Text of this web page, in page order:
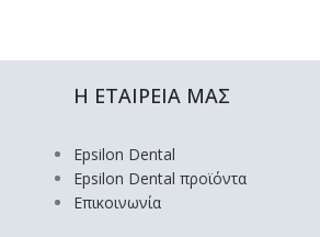
Η ΕΤΑΙΡΕΙΑ ΜΑΣ
Epsilon Dental
Epsilon Dental προϊόντα
Επικοινωνία